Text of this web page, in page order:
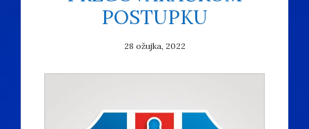
POSTUPKU
28 ožujka, 2022